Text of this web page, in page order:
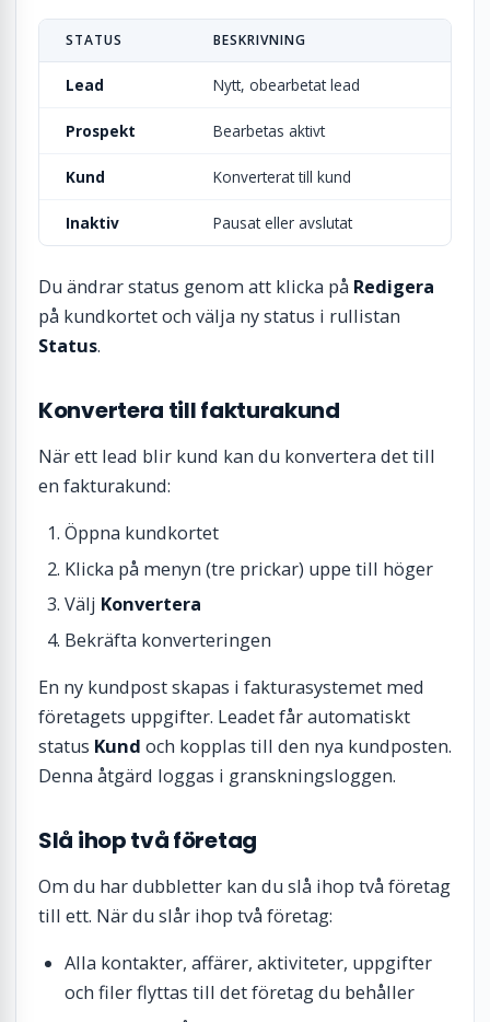
STATUS BESKRIVNING
Lead Nytt, obearbetat lead
Prospekt Bearbetas aktivt
Kund Konverterat till kund
Inaktiv Pausat eller avslutat
Du ändrar status genom att klicka på Redigera
på kundkortet och välja ny status i rullistan
Status.
Konvertera till fakturakund
När ett lead blir kund kan du konvertera det till
en fakturakund:
Öppna kundkortet
Klicka på menyn (tre prickar) uppe till höger
Välj Konvertera
Bekräfta konverteringen
En ny kundpost skapas i fakturasystemet med
företagets uppgifter. Leadet får automatiskt
status Kund och kopplas till den nya kundposten.
Denna åtgärd loggas i granskningsloggen.
Slå ihop två företag
Om du har dubbletter kan du slå ihop två företag
till ett. När du slår ihop två företag:
Alla kontakter, affärer, aktiviteter, uppgifter
och filer flyttas till det företag du behåller